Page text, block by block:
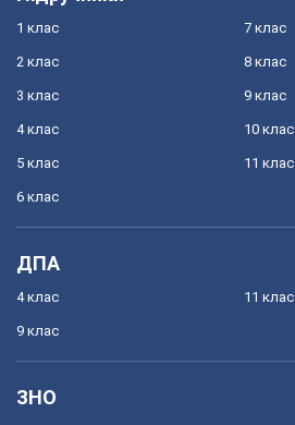
1 клас
2 клас
3 клас
4 клас
5 клас
6 клас
7 клас
8 клас
9 клас
10 клас
11 клас
ДПА
4 клас
9 клас
11 клас
ЗНО